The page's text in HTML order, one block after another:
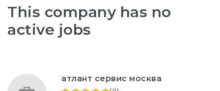
This company has no
active jobs
атлант сервис москва